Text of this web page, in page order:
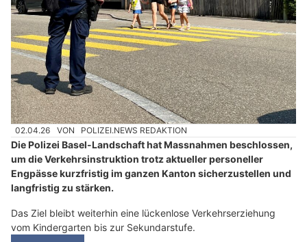
02.04.26 VON POLIZEI.NEWS REDAKTION
Die Polizei Basel-Landschaft hat Massnahmen beschlossen,
um die Verkehrsinstruktion trotz aktueller personeller
Engpässe kurzfristig im ganzen Kanton sicherzustellen und
langfristig zu stärken.
Das Ziel bleibt weiterhin eine lückenlose Verkehrserziehung
vom Kindergarten bis zur Sekundarstufe.